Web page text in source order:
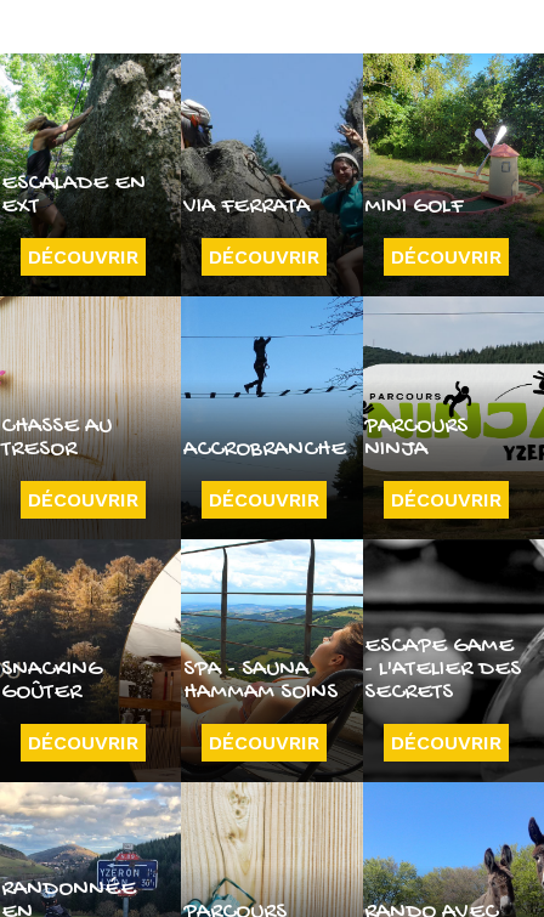
ESCALADE EN
EXT
DÉCOUVRIR
VIA FERRATA
DÉCOUVRIR
MINI GOLF
DÉCOUVRIR
CHASSE AU
TRESOR
DÉCOUVRIR
ACCROBRANCHE
DÉCOUVRIR
PARCOURS
NINJA
DÉCOUVRIR
SNACKING
GOÛTER
DÉCOUVRIR
SPA - SAUNA
HAMMAM SOINS
DÉCOUVRIR
ESCAPE GAME
- L'ATELIER DES
SECRETS
DÉCOUVRIR
RANDONNÉE